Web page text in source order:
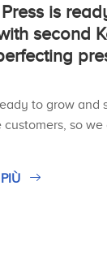
is
second
to grow and
customers, so